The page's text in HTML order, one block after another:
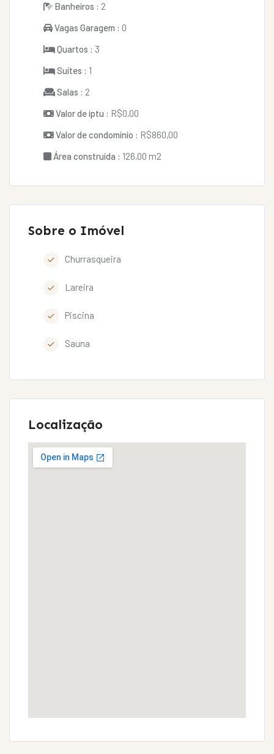
Banheiros : 2
Vagas Garagem : 0
Quartos : 3
Suítes : 1
Salas : 2
Valor de iptu : R$0,00
Valor de condomínio : R$860,00
Área construída : 126,00 m2
Sobre o Imóvel
Churrasqueira
Lareira
Piscina
Sauna
Localização